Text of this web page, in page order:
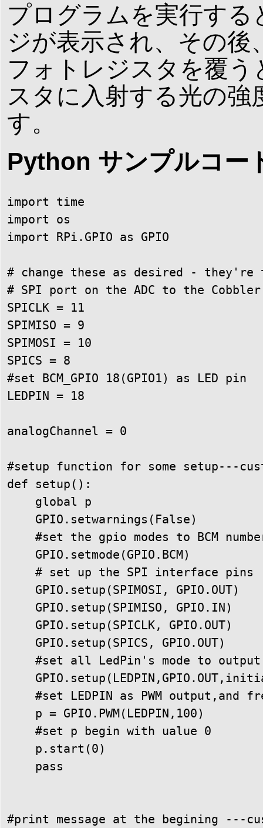
プログラムを実行す
ジが表示され、その
フォトレジスタを覆
スタに入射する光の
す。
Python サンプルコー
import time
import os
import RPi.GPIO as GPIO
# change these as desired - they're
# SPI port on the ADC to the Cobbler
SPICLK = 11
SPIMISO = 9
SPIMOSI = 10
SPICS = 8
#set BCM_GPIO 18(GPIO1) as LED pin
LEDPIN = 18
analogChannel = 0
#setup function for some setup---
def setup():
    global p
    GPIO.setwarnings(False)
#set the gpio modes to BCM
    GPIO.setmode(GPIO.BCM)
    # set up the SPI interface pins
    GPIO.setup(SPIMOSI, GPIO.OUT)
    GPIO.setup(SPIMISO, GPIO.IN)
    GPIO.setup(SPICLK, GPIO.OUT)
    GPIO.setup(SPICS, GPIO.OUT)
#set all LedPin's mode to
#set LEDPIN as PWM output,and
    p = GPIO.PWM(LEDPIN,100)
    #set p begin with ualue 0
    p.start(0)
    pass
#print message at the begining ---